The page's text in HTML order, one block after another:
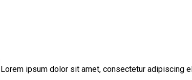
Lorem ipsum dolor sit amet, consectetur adipiscing